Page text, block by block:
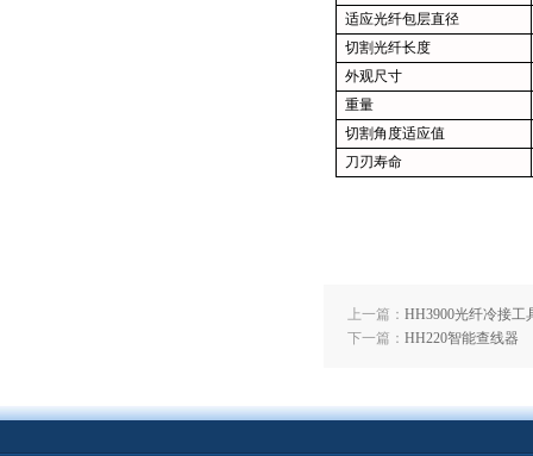
适应光纤包层直径
切割光纤长度
外观尺寸
重量
切割角度适应值
刀刃寿命
上一篇： HH3900光纤冷接工
下一篇： HH220智能查线器